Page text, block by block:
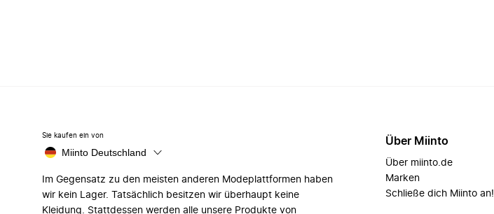
Sie kaufen ein von
Miinto Deutschland
Im Gegensatz zu den meisten anderen Modeplattformen haben
wir kein Lager. Tatsächlich besitzen wir überhaupt keine
Kleidung. Stattdessen werden alle unsere Produkte von
Über Miinto
Über miinto.de
Marken
Schließe dich Miinto an!